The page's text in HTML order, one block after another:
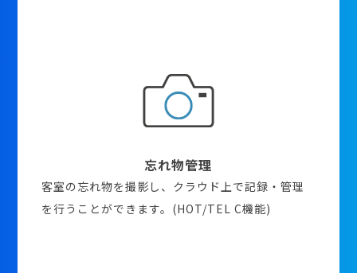
忘れ物管理
客室の忘れ物を撮影し、クラウド上で記録・管理
を行うことができます。(HOT/TEL C機能)